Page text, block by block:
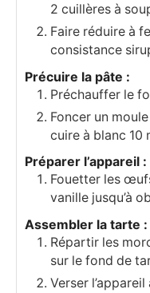
2 cuillères à
Faire réduire à
consistance
Précuire la pâte :
Préchauffer le
Foncer un
cuire à blanc 10
Préparer l’appareil :
Fouetter les
vanille jusqu’à
Assembler la tarte :
Répartir les
sur le fond de
Verser